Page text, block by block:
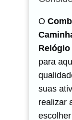
O
Relógio
para
suas
realizar